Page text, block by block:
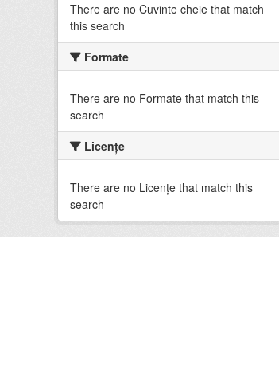
There are no Cuvinte cheie that match
this search
Formate
There are no Formate that match this
search
Licenţe
There are no Licenţe that match this
search